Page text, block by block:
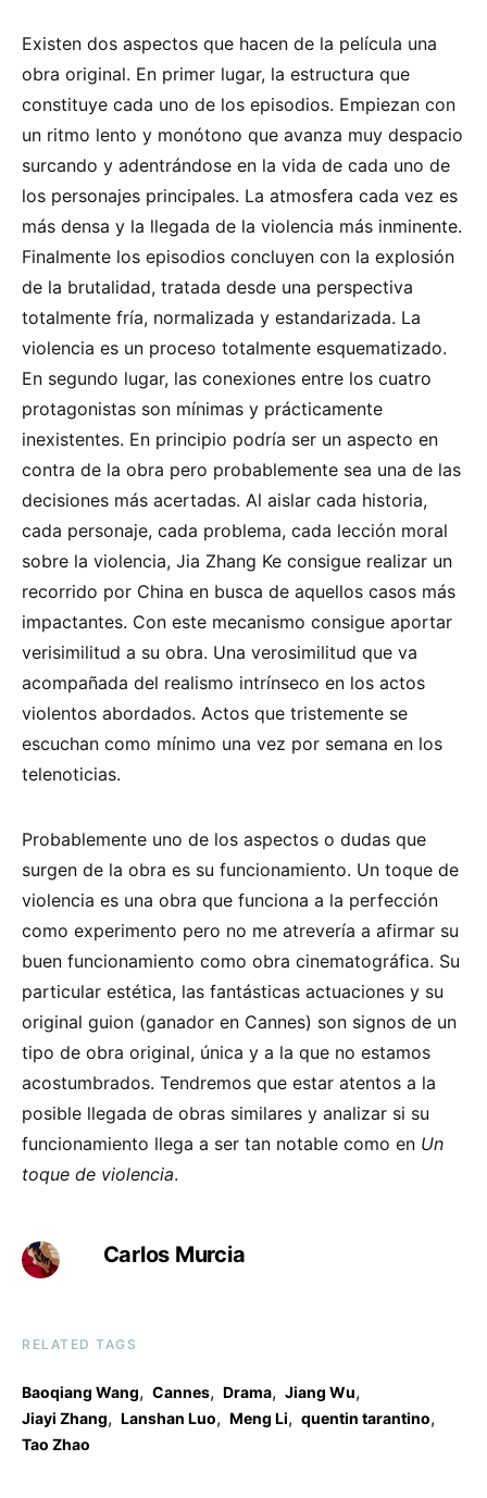
Existen dos aspectos que hacen de la película una
obra original. En primer lugar, la estructura que
constituye cada uno de los episodios. Empiezan con
un ritmo lento y monótono que avanza muy despacio
surcando y adentrándose en la vida de cada uno de
los personajes principales. La atmosfera cada vez es
más densa y la llegada de la violencia más inminente.
Finalmente los episodios concluyen con la explosión
de la brutalidad, tratada desde una perspectiva
totalmente fría, normalizada y estandarizada. La
violencia es un proceso totalmente esquematizado.
En segundo lugar, las conexiones entre los cuatro
protagonistas son mínimas y prácticamente
inexistentes. En principio podría ser un aspecto en
contra de la obra pero probablemente sea una de las
decisiones más acertadas. Al aislar cada historia,
cada personaje, cada problema, cada lección moral
sobre la violencia, Jia Zhang Ke consigue realizar un
recorrido por China en busca de aquellos casos más
impactantes. Con este mecanismo consigue aportar
verisimilitud a su obra. Una verosimilitud que va
acompañada del realismo intrínseco en los actos
violentos abordados. Actos que tristemente se
escuchan como mínimo una vez por semana en los
telenoticias.
Probablemente uno de los aspectos o dudas que
surgen de la obra es su funcionamiento. Un toque de
violencia es una obra que funciona a la perfección
como experimento pero no me atrevería a afirmar su
buen funcionamiento como obra cinematográfica. Su
particular estética, las fantásticas actuaciones y su
original guion (ganador en Cannes) son signos de un
tipo de obra original, única y a la que no estamos
acostumbrados. Tendremos que estar atentos a la
posible llegada de obras similares y analizar si su
funcionamiento llega a ser tan notable como en Un
toque de violencia.
Carlos Murcia
RELATED TAGS
Baoqiang Wang, Cannes, Drama, Jiang Wu,
Jiayi Zhang, Lanshan Luo, Meng Li, quentin tarantino,
Tao Zhao